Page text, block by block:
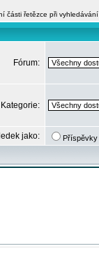
části řetězce při vyhledávání
Fórum:
Kategorie:
jako: Příspěvky